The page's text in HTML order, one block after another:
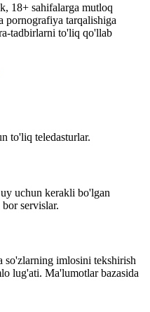
18+ sahifalarga mutloq
pornografiya tarqalishiga
tadbirlarni to'liq qo'llab
to'liq teledasturlar.
uchun kerakli bo'lgan
servislar.
imlosini tekshirish
lug'ati. Ma'lumotlar bazasida